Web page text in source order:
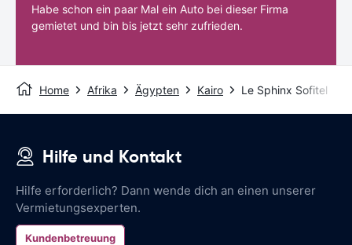
Habe schon ein paar Mal ein Auto bei dieser Firma
gemietet und bin bis jetzt sehr zufrieden.
Home Afrika Ägypten Kairo Le Sphinx Sofitel
Hilfe und Kontakt
Hilfe erforderlich? Dann wende dich an einen unserer
Vermietungsexperten.
Kundenbetreuung